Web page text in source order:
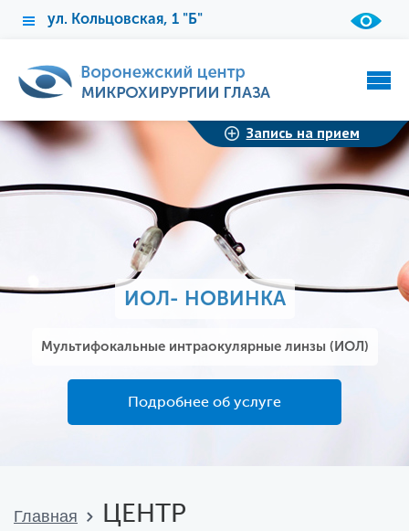
ул. Кольцовская, 1 "Б"
Запись на прием
ИОЛ- НОВИНКА
Мультифокальные интраокулярные линзы (ИОЛ)
Подробнее об услуге
Главная ЦЕНТР